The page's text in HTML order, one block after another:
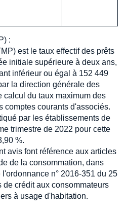
:
est le taux effectif des prêts
initiale supérieure à deux ans,
inférieur ou égal à 152 449
la direction générale des
calcul du taux maximum des
comptes courants d'associés.
par les établissements de
trimestre de 2022 pour cette
%.
avis font référence aux articles
de la consommation, dans
n° 2016-351 du 25
de crédit aux consommateurs
à usage d'habitation.